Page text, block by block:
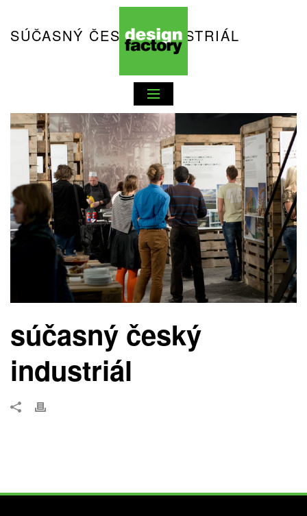
SÚČASNÝ ČESKÝ INDUSTRIÁL
súčasný český
industriál